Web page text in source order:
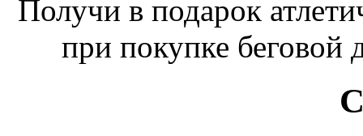
Получи в подарок
при покупке беговой